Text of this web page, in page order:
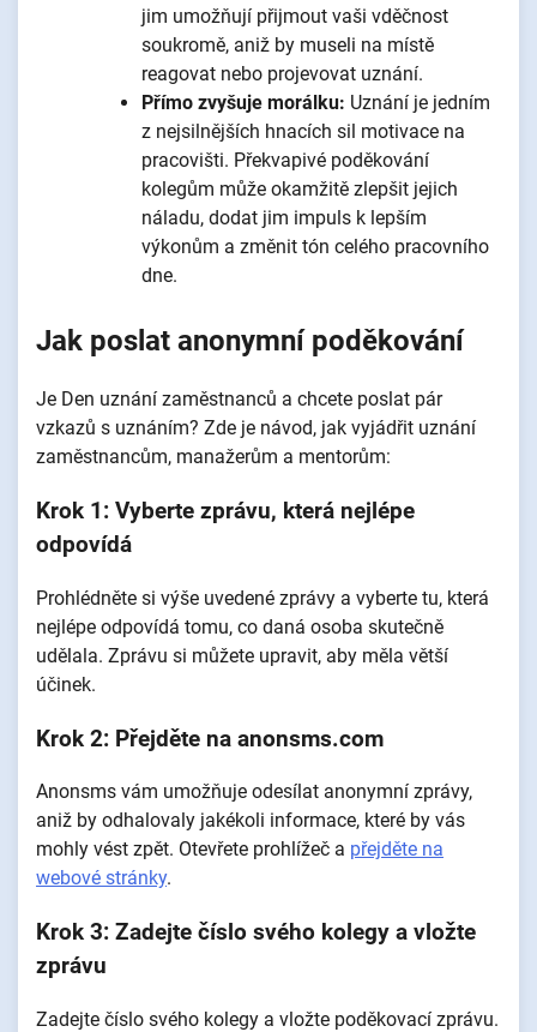
jim umožňují přijmout vaši vděčnost
soukromě, aniž by museli na místě
reagovat nebo projevovat uznání.
Přímo zvyšuje morálku: Uznání je jedním
z nejsilnějších hnacích sil motivace na
pracovišti. Překvapivé poděkování
kolegům může okamžitě zlepšit jejich
náladu, dodat jim impuls k lepším
výkonům a změnit tón celého pracovního
dne.
Jak poslat anonymní poděkování
Je Den uznání zaměstnanců a chcete poslat pár
vzkazů s uznáním? Zde je návod, jak vyjádřit uznání
zaměstnancům, manažerům a mentorům:
Krok 1: Vyberte zprávu, která nejlépe
odpovídá
Prohlédněte si výše uvedené zprávy a vyberte tu, která
nejlépe odpovídá tomu, co daná osoba skutečně
udělala. Zprávu si můžete upravit, aby měla větší
účinek.
Krok 2: Přejděte na anonsms.com
Anonsms vám umožňuje odesílat anonymní zprávy,
aniž by odhalovaly jakékoli informace, které by vás
mohly vést zpět. Otevřete prohlížeč a přejděte na
webové stránky.
Krok 3: Zadejte číslo svého kolegy a vložte
zprávu
Zadejte číslo svého kolegy a vložte poděkovací zprávu.